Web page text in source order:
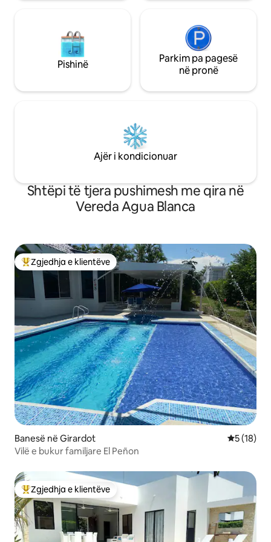
Pishinë
Parkim pa pagesë
në pronë
Ajër i kondicionuar
Shtëpi të tjera pushimesh me qira në
Vereda Agua Blanca
Më të mirat e zgjedhjeve të klientëve
Zgjedhja e klientëve
Banesë në Girardot Vlerësimi
5 (18)
Vilë e bukur familjare El Peñon
Më të mirat e zgjedhjeve të klientëve
Zgjedhja e klientëve